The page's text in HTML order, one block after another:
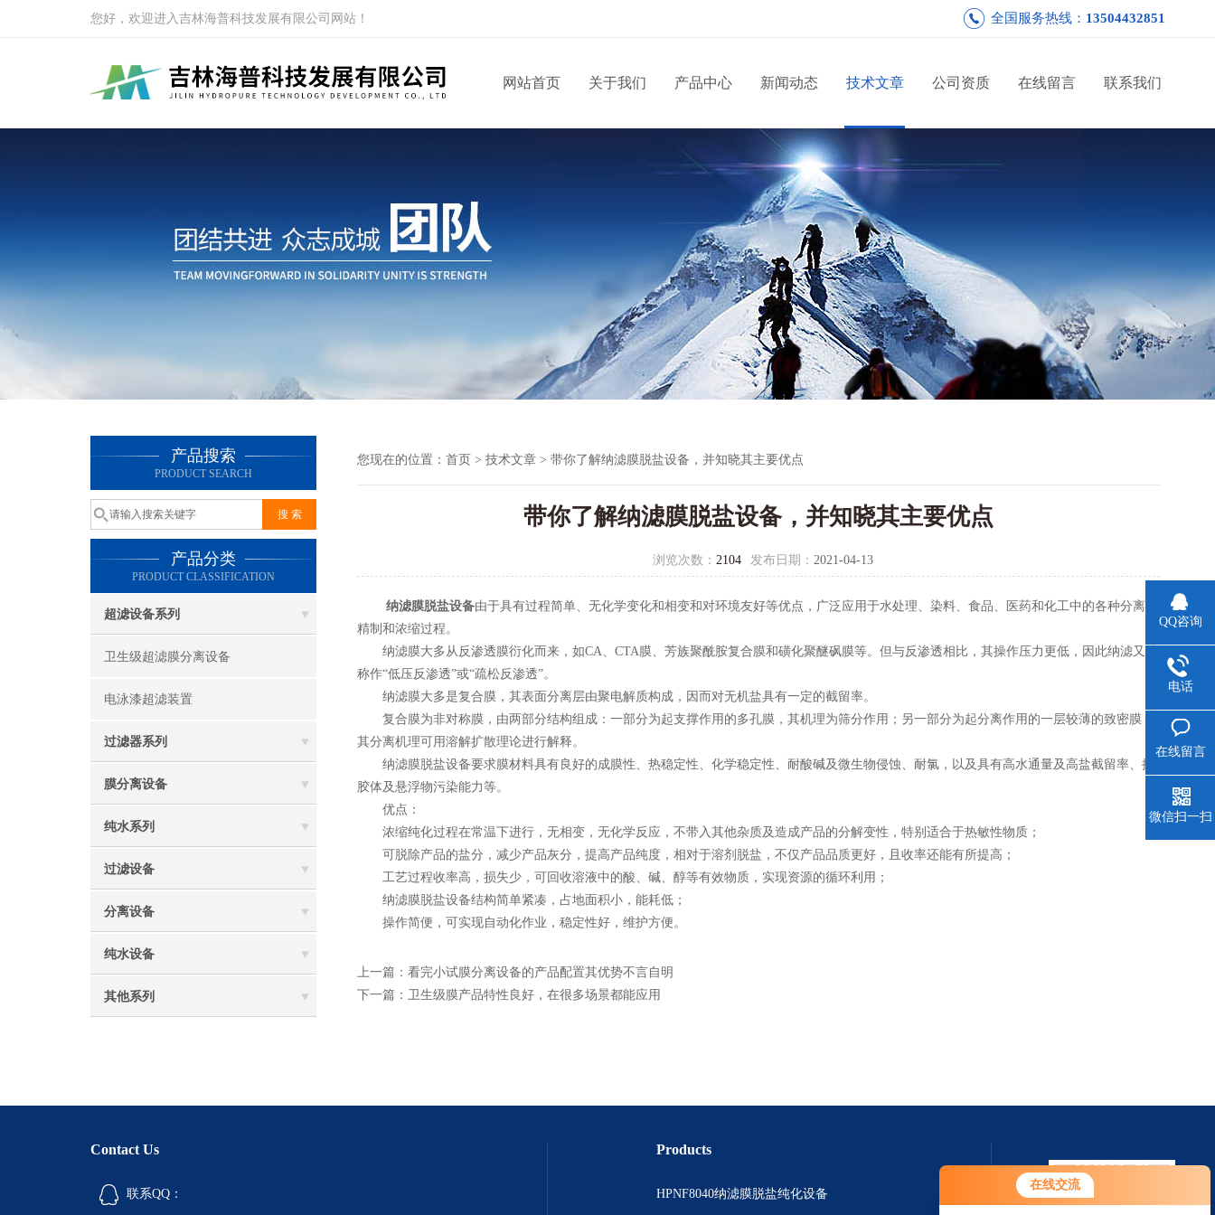
在线交流
您好，欢迎进入吉林海普科技发展有限公司网站！ 全国服务热线： 13504432851
网站首页 关于我们 产品中心 新闻动态 技术文章 公司资质 在线留言 联系我们
产品搜索
PRODUCT SEARCH
产品分类
PRODUCT CLASSIFICATION
超滤设备系列
卫生级超滤膜分离设备
电泳漆超滤装置
过滤器系列
膜分离设备
纯水系列
过滤设备
分离设备
纯水设备
其他系列
您现在的位置： 首页 > 技术文章 > 带你了解纳滤膜脱盐设备，并知晓其主要优点
带你了解纳滤膜脱盐设备，并知晓其主要优点
浏览次数： 2104 发布日期： 2021-04-13
纳滤膜脱盐设备由于具有过程简单、无化学变化和相变和对环境友好等优点，广泛应用于水处理、染料、食品、医药和化工中的各种分离、
精制和浓缩过程。
纳滤膜大多从反渗透膜衍化而来，如CA、CTA膜、芳族聚酰胺复合膜和磺化聚醚砜膜等。但与反渗透相比，其操作压力更低，因此纳滤又被
称作“低压反渗透”或“疏松反渗透”。
纳滤膜大多是复合膜，其表面分离层由聚电解质构成，因而对无机盐具有一定的截留率。
复合膜为非对称膜，由两部分结构组成：一部分为起支撑作用的多孔膜，其机理为筛分作用；另一部分为起分离作用的一层较薄的致密膜，
其分离机理可用溶解扩散理论进行解释。
纳滤膜脱盐设备要求膜材料具有良好的成膜性、热稳定性、化学稳定性、耐酸碱及微生物侵蚀、耐氯，以及具有高水通量及高盐截留率、抗
胶体及悬浮物污染能力等。
优点：
浓缩纯化过程在常温下进行，无相变，无化学反应，不带入其他杂质及造成产品的分解变性，特别适合于热敏性物质；
可脱除产品的盐分，减少产品灰分，提高产品纯度，相对于溶剂脱盐，不仅产品品质更好，且收率还能有所提高；
工艺过程收率高，损失少，可回收溶液中的酸、碱、醇等有效物质，实现资源的循环利用；
纳滤膜脱盐设备结构简单紧凑，占地面积小，能耗低；
操作简便，可实现自动化作业，稳定性好，维护方便。
上一篇： 看完小试膜分离设备的产品配置其优势不言自明
下一篇： 卫生级膜产品特性良好，在很多场景都能应用
Contact Us
联系QQ：
Products
HPNF8040纳滤膜脱盐纯化设备
QQ咨询
电话
在线留言
微信扫一扫